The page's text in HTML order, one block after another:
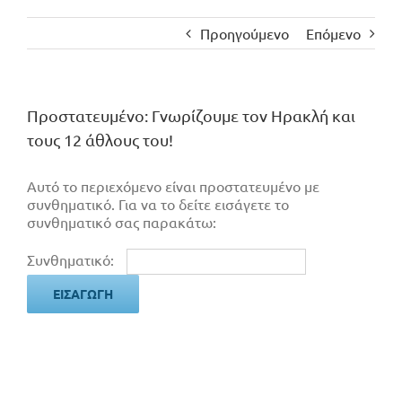
Προηγούμενο Επόμενο
Πρoστατευμένο: Γνωρίζουμε τον Ηρακλή και
τους 12 άθλους του!
Αυτό το περιεχόμενο είναι προστατευμένο με
συνθηματικό. Για να το δείτε εισάγετε το
συνθηματικό σας παρακάτω:
Συνθηματικό: